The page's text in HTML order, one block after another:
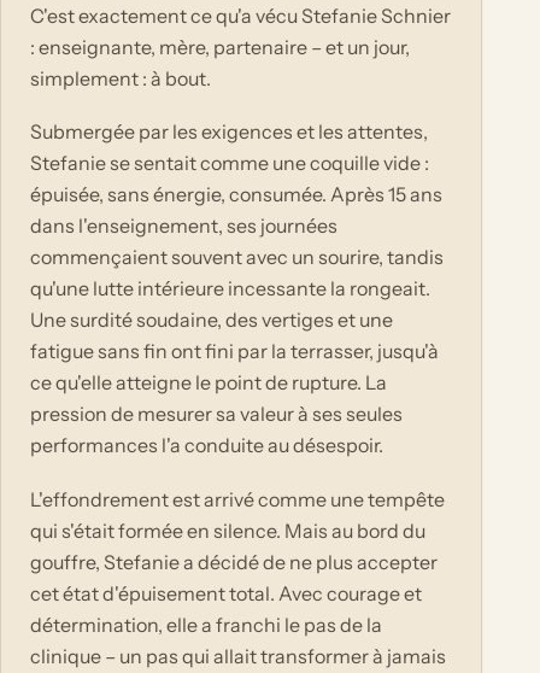
C'est exactement ce qu'a vécu Stefanie Schnier
: enseignante, mère, partenaire – et un jour,
simplement : à bout.
Submergée par les exigences et les attentes,
Stefanie se sentait comme une coquille vide :
épuisée, sans énergie, consumée. Après 15 ans
dans l'enseignement, ses journées
commençaient souvent avec un sourire, tandis
qu'une lutte intérieure incessante la rongeait.
Une surdité soudaine, des vertiges et une
fatigue sans fin ont fini par la terrasser, jusqu'à
ce qu'elle atteigne le point de rupture. La
pression de mesurer sa valeur à ses seules
performances l'a conduite au désespoir.
L'effondrement est arrivé comme une tempête
qui s'était formée en silence. Mais au bord du
gouffre, Stefanie a décidé de ne plus accepter
cet état d'épuisement total. Avec courage et
détermination, elle a franchi le pas de la
clinique – un pas qui allait transformer à jamais